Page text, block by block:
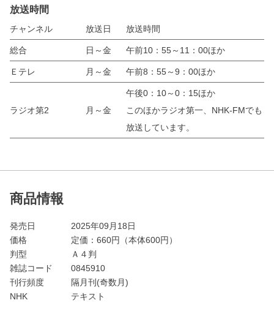
放送時間
チャンネル 放送日 放送時間
総合 日～金 午前10：55～11：00ほか
Ｅテレ 月～金 午前8：55～9：00ほか
ラジオ第2 月～金
午後0：10～0：15ほか
このほかラジオ第一、NHK-FMでも
放送しています。
商品情報
発売日
2025年09月18日
価格
定価： 660円（本体600円）
判型
Ａ４判
雑誌コード
0845910
刊行頻度
隔月刊(奇数月)
NHK
テキスト